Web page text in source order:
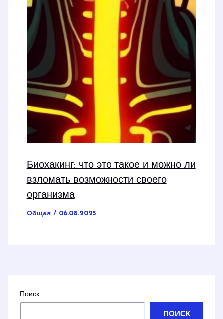
Биохакинг: что это такое и можно ли
взломать возможности своего
организма
Общая/ 06.08.2025
Поиск
ПОИСК